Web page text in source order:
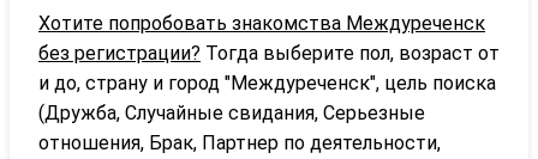
Хотите попробовать знакомства Междуреченск
без регистрации? Тогда выберите пол, возраст от
и до, страну и город "Междуреченск", цель поиска
(Дружба, Случайные свидания, Серьезные
отношения, Брак, Партнер по деятельности,